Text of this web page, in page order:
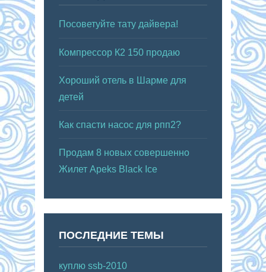
Посоветуйте тату дайвера!
Компрессор К2 150 продаю
Хороший отель в Шарме для
детей
Как спасти насос для рпп2?
Продам 8 новых совершенно
Жилет Apeks Black Ice
ПОСЛЕДНИЕ ТЕМЫ
куплю ssb-2010